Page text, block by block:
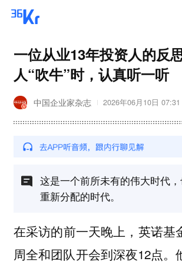
一位从业13年投资人的反
人“吹牛”时，认真听一听
中国企业家杂志 2026年06月10日 07:31
这是一个前所未有的伟大时代
重新分配的时代。
在采访的前一天晚上，英诺基
周全和团队开会到深夜12点。